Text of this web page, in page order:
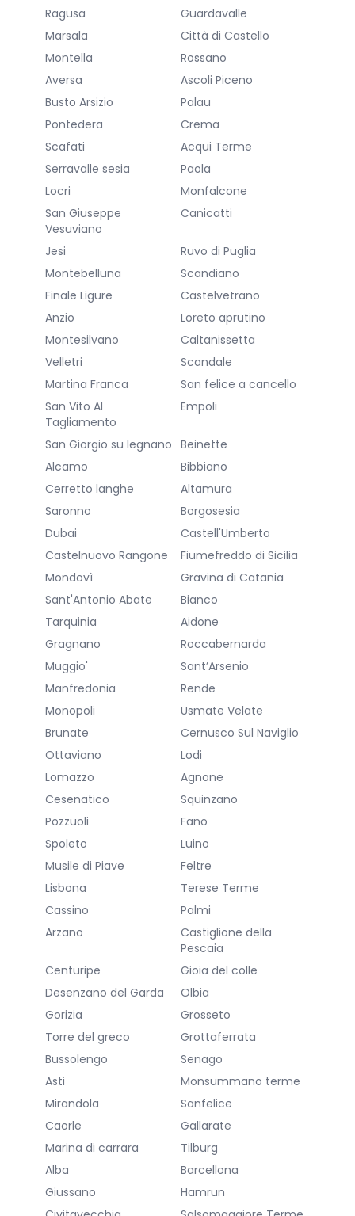
Ragusa
Guardavalle
Marsala
Città di Castello
Montella
Rossano
Aversa
Ascoli Piceno
Busto Arsizio
Palau
Pontedera
Crema
Scafati
Acqui Terme
Serravalle sesia
Paola
Locri
Monfalcone
San Giuseppe
Vesuviano
Canicatti
Jesi
Ruvo di Puglia
Montebelluna
Scandiano
Finale Ligure
Castelvetrano
Anzio
Loreto aprutino
Montesilvano
Caltanissetta
Velletri
Scandale
Martina Franca
San felice a cancello
San Vito Al
Tagliamento
Empoli
San Giorgio su legnano Beinette
Alcamo
Bibbiano
Cerretto langhe
Altamura
Saronno
Borgosesia
Dubai
Castell'Umberto
Castelnuovo Rangone
Fiumefreddo di Sicilia
Mondovì
Gravina di Catania
Sant'Antonio Abate
Bianco
Tarquinia
Aidone
Gragnano
Roccabernarda
Muggio'
Sant’Arsenio
Manfredonia
Rende
Monopoli
Usmate Velate
Brunate
Cernusco Sul Naviglio
Ottaviano
Lodi
Lomazzo
Agnone
Cesenatico
Squinzano
Pozzuoli
Fano
Spoleto
Luino
Musile di Piave
Feltre
Lisbona
Terese Terme
Cassino
Palmi
Arzano
Castiglione della
Pescaia
Centuripe
Gioia del colle
Desenzano del Garda
Olbia
Gorizia
Grosseto
Torre del greco
Grottaferrata
Bussolengo
Senago
Asti
Monsummano terme
Mirandola
Sanfelice
Caorle
Gallarate
Marina di carrara
Tilburg
Alba
Barcellona
Giussano
Hamrun